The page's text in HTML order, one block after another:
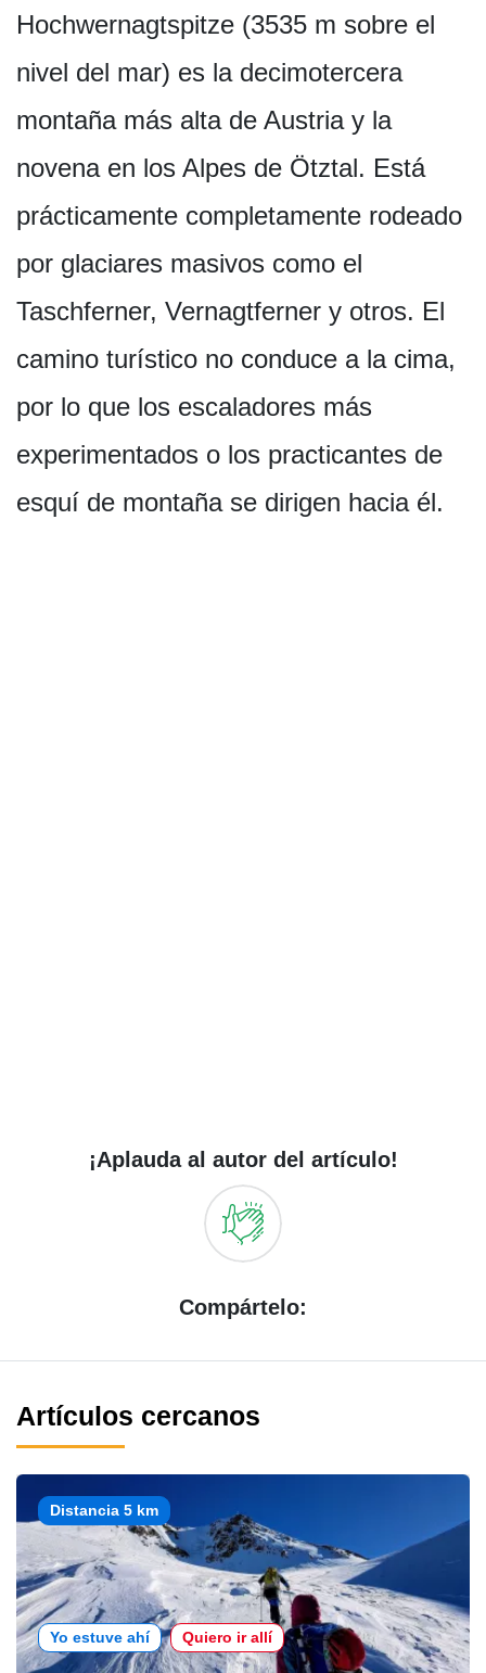
Hochwernagtspitze (3535 m sobre el
nivel del mar) es la decimotercera
montaña más alta de Austria y la
novena en los Alpes de Ötztal. Está
prácticamente completamente rodeado
por glaciares masivos como el
Taschferner, Vernagtferner y otros. El
camino turístico no conduce a la cima,
por lo que los escaladores más
experimentados o los practicantes de
esquí de montaña se dirigen hacia él.
¡Aplauda al autor del artículo!
Compártelo:
Artículos cercanos
Distancia 5 km
Yo estuve ahí Quiero ir allí